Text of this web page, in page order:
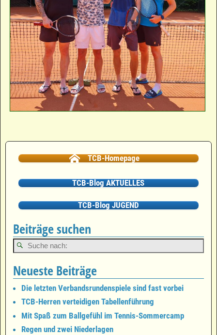
Bilder-Navigation
TCB-Homepage
TCB-Blog AKTUELLES
TCB-Blog JUGEND
Beiträge suchen
Neueste Beiträge
Die letzten Verbandsrundenspiele sind fast vorbei
TCB-Herren verteidigen Tabellenführung
Mit Spaß zum Ballgefühl im Tennis-Sommercamp
Regen und zwei Niederlagen